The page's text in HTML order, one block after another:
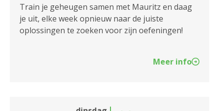
2140 Borgerhout
2170 Merksem
Train je geheugen samen met Mauritz en daag
je uit, elke week opnieuw naar de juiste
oplossingen te zoeken voor zijn oefeningen!
Meer info